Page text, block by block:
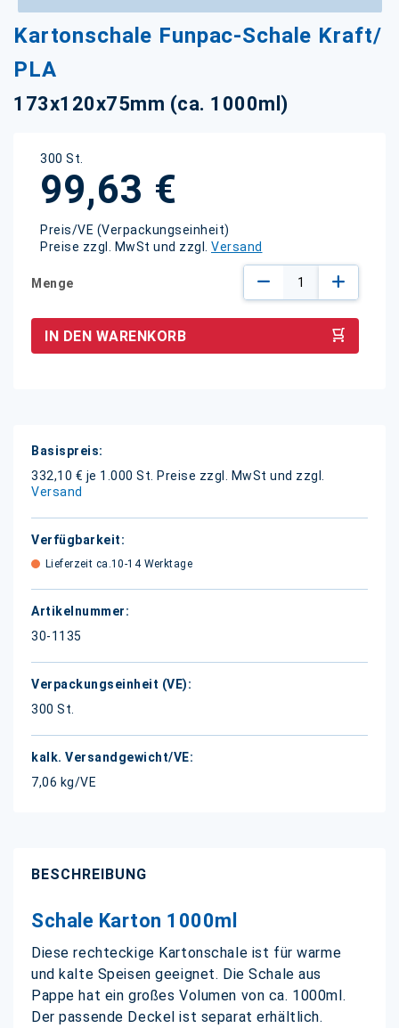
Kartonschale Funpac-Schale Kraft/
PLA
173x120x75mm (ca. 1000ml)
300 St.
99,63 €
Preis/VE (Verpackungseinheit)
Preise zzgl. MwSt und zzgl. Versand
Menge
IN DEN WARENKORB
Weitere
Informationen
332,10 € je 1.000 St.
Preise zzgl. MwSt und zzgl.
Versand
Lieferzeit ca.10-14 Werktage
30-1135
300 St.
7,06 kg/VE
Anfang
der
Bildgalerie
springen
BESCHREIBUNG
Schale Karton 1000ml
Diese rechteckige Kartonschale ist für warme
und kalte Speisen geeignet. Die Schale aus
Pappe hat ein großes Volumen von ca. 1000ml.
Der passende Deckel ist separat erhältlich.